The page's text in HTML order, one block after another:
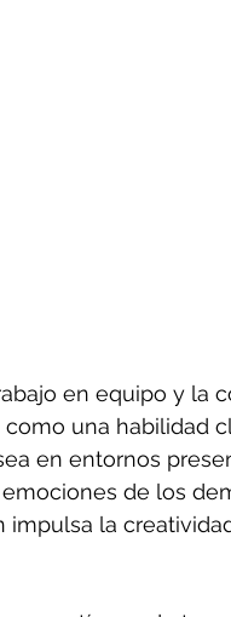
en equipo y la
una habilidad
en entornos
de los
impulsa la